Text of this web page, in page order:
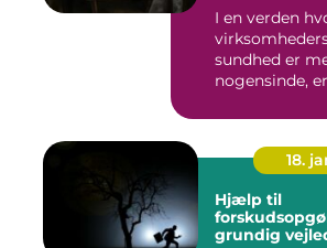
I en verden
sundhed er
nogensinde,
18.
Hjælp til
grundig